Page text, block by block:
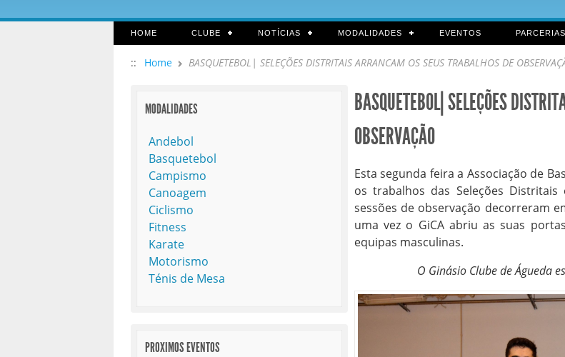
HOME CLUBE NOTÍCIAS MODALIDADES EVENTOS PARCERIAS
:: Home BASQUETEBOL| SELEÇÕES DISTRITAIS ARRANCAM OS SEUS TRABALHOS DE
BASQUETEBOL| SELEÇÕES
OBSERVAÇÃO
Esta segunda feira a Associação de
os trabalhos das Seleções
sessões de observação decorreram
uma vez o GiCA abriu as suas
equipas masculinas.
O Ginásio Clube de Águeda
MODALIDADES
Andebol
Basquetebol
Campismo
Canoagem
Ciclismo
Fitness
Karate
Motorismo
Ténis de Mesa
PROXIMOS EVENTOS